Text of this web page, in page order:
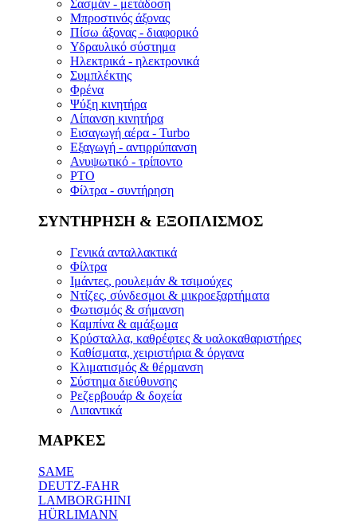
Σασμάν - μετάδοση
Μπροστινός άξονας
Πίσω άξονας - διαφορικό
Υδραυλικό σύστημα
Ηλεκτρικά - ηλεκτρονικά
Συμπλέκτης
Φρένα
Ψύξη κινητήρα
Λίπανση κινητήρα
Εισαγωγή αέρα - Turbo
Εξαγωγή - αντιρρύπανση
Ανυψωτικό - τρίποντο
PTO
Φίλτρα - συντήρηση
ΣΥΝΤΗΡΗΣΗ & ΕΞΟΠΛΙΣΜΟΣ
Γενικά ανταλλακτικά
Φίλτρα
Ιμάντες, ρουλεμάν & τσιμούχες
Ντίζες, σύνδεσμοι & μικροεξαρτήματα
Φωτισμός & σήμανση
Καμπίνα & αμάξωμα
Κρύσταλλα, καθρέφτες & υαλοκαθαριστήρες
Καθίσματα, χειριστήρια & όργανα
Κλιματισμός & θέρμανση
Σύστημα διεύθυνσης
Ρεζερβουάρ & δοχεία
Λιπαντικά
ΜΑΡΚΕΣ
SAME
DEUTZ-FAHR
LAMBORGHINI
HÜRLIMANN